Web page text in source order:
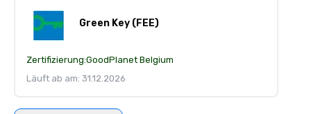
Green Key (FEE)
Zertifizierung:GoodPlanet Belgium
Läuft ab am: 31.12.2026